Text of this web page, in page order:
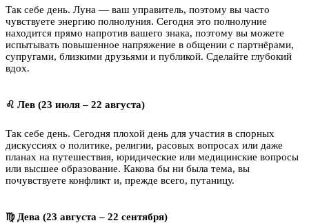
Так себе день. Луна — ваш управитель, поэтому вы часто
чувствуете энергию полнолуния. Сегодня это полнолуние
находится прямо напротив вашего знака, поэтому вы можете
испытывать повышенное напряжение в общении с партнёрами,
супругами, близкими друзьями и публикой. Сделайте глубокий
вдох.
♌ Лев (23 июля – 22 августа)
Так себе день. Сегодня плохой день для участия в спорных
дискуссиях о политике, религии, расовых вопросах или даже
планах на путешествия, юридические или медицинские вопросы
или высшее образование. Какова бы ни была тема, вы
почувствуете конфликт и, прежде всего, путаницу.
♍ Дева (23 августа – 22 сентября)